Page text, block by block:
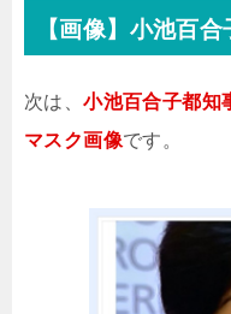
【画像】小池百
次は、小池百合子都知
マスク画像です。